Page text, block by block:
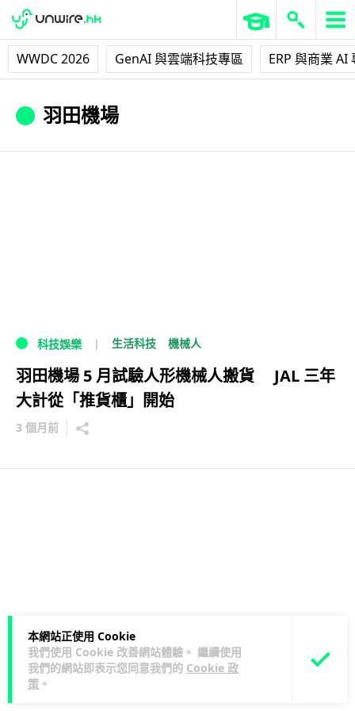
WWDC 2026 GenAI 與雲端科技專區 ERP 與商業 AI
本網站正使用 Cookie
我們使用 Cookie 改善網站體驗。 繼續使用
我們的網站即表示您同意我們的 Cookie 政
策 。
羽田機場
科技娛樂 生活科技 機械人
羽田機場 5 月試驗人形機械人搬貨 JAL 三年
大計從「推貨櫃」開始
3 個月前